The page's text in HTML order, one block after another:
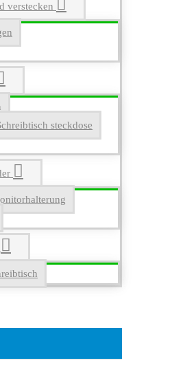
verstecken
steckdose